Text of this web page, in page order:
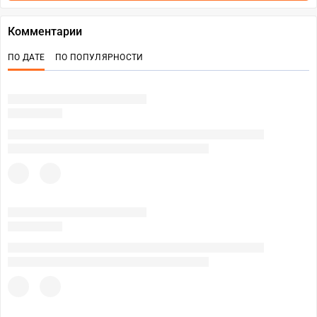
Комментарии
ПО ДАТЕ ПО ПОПУЛЯРНОСТИ